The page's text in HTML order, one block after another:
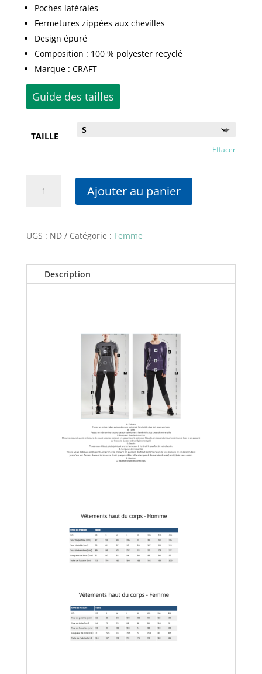
Poches latérales
Fermetures zippées aux chevilles
Design épuré
Composition : 100 % polyester recyclé
Marque : CRAFT
Guide des tailles
TAILLE
Effacer
fin
noir
femme
Ajouter au panier
UGS : ND Catégorie : Femme
Description